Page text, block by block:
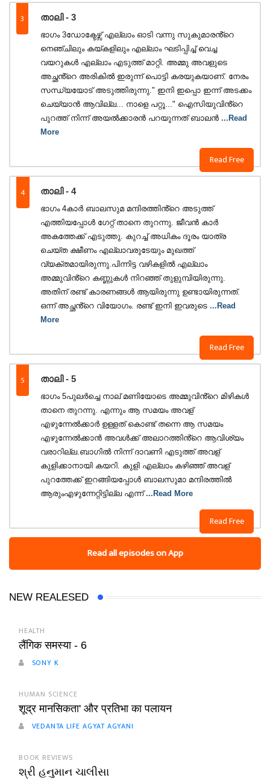
3 താലി - 3
Read Free
ഭാഗം 3ഡോക്ടേഴ്സ് എല്ലാം ഓടി വന്നു സുകുമാരൻ്റെ
നെഞ്ചിലും കയ്‌കളിലും എല്ലാം ഘടിപ്പിച്ച് വെച്ച
വയറുകൾ എല്ലാം എടുത്ത് മാറ്റി. അമ്മു അവളുടെ
അച്ഛൻ്റെ അരികിൽ ഇരുന്ന് പൊട്ടി കരയുകയാണ്. നേരം
സന്ധ്യയോട് അടുത്തിരുന്നു." ഇനി ഇപ്പൊ ഇന്ന് അടക്കം
ചെയ്യാൻ ആവില്ല... നാളെ പറ്റൂ..." ഐസിയുവിൻ്റെ
പുറത്ത് നിന്ന് അയൽക്കാരൻ പറയുന്നത് ബാലൻ ...Read
More
4 താലി - 4
Read Free
ഭാഗം 4കാർ ബാലസുമ മന്ദിരത്തിൻ്റെ അടുത്ത്
എത്തിയപ്പോൾ ഗേറ്റ് താനെ തുറന്നു. ജീവൻ കാർ
അകത്തേക്ക് എടുത്തു. കുറച്ച് അധികം ദൂരം യാത്ര
ചെയ്ത ക്ഷീണം എല്ലാവരുടേയും മുഖത്ത്
വ്യക്തമായിരുന്നു.പിന്നിട്ട വഴികളിൽ എല്ലാം
അമ്മുവിൻ്റെ കണ്ണുകൾ നിറഞ്ഞ് തുളുമ്പിയിരുന്നു.
അതിന് രണ്ട് കാരണങ്ങൾ ആയിരുന്നു ഉണ്ടായിരുന്നത്.
ഒന്ന് അച്ഛൻ്റെ വിയോഗം. രണ്ട് ഇനി ഇവരുടെ ...Read
More
5 താലി - 5
Read Free
ഭാഗം 5പുലർച്ചെ നാല് മണിയോടെ അമ്മുവിൻ്റെ മിഴികൾ
താനെ തുറന്നു. എന്നും ആ സമയം അവള്
എഴുന്നേൽക്കാർ ഉള്ളത് കൊണ്ട് തന്നെ ആ സമയം
എഴുന്നേൽക്കാൻ അവൾക്ക് അലാറത്തിൻ്റെ ആവിശ്യം
വരാറില്ല.ബാഗിൽ നിന്ന് ദാവണി എടുത്ത് അവള്
കുളിക്കാനായി കയറി. കുളി എല്ലാം കഴിഞ്ഞ് അവള്
പുറത്തേക്ക് ഇറങ്ങിയപ്പോൾ ബാലസുമാ മന്ദിരത്തിൽ
ആരുംഎഴുന്നേറ്റിട്ടില്ല എന്ന്...Read More
Read all episodes on App
NEW REALESED
HEALTH
लैंगिक समस्या - 6
SONY K
HUMAN SCIENCE
शूद्र मानसिकता' और प्रतिभा का पलायन
VEDANTA LIFE AGYAT AGYANI
BOOK REVIEWS
શ્રી હનુમાન ચાલીસા